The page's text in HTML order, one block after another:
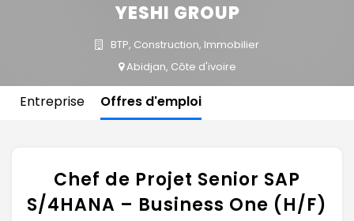
YESHI GROUP
BTP, Construction, Immobilier
Abidjan, Côte d'ivoire
Entreprise Offres d'emploi
Chef de Projet Senior SAP
S/4HANA – Business One (H/F)